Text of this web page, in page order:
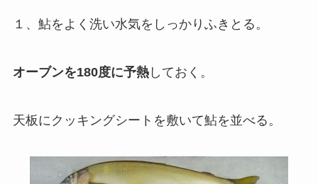
１、鮎をよく洗い水気をしっかりふきとる。
オーブンを180度に予熱しておく。
天板にクッキングシートを敷いて鮎を並べる。